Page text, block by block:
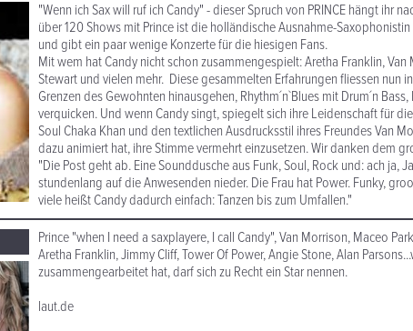
"Wenn ich Sax will ruf ich Candy" - dieser Spruch von PRINCE hängt ihr
über 120 Shows mit Prince ist die holländische Ausnahme-
und gibt ein paar wenige Konzerte für die hiesigen Fans.
Mit wem hat Candy nicht schon zusammengespielt: Aretha Franklin, Van
Stewart und vielen mehr. Diese gesammelten Erfahrungen fliessen nun
Grenzen des Gewohnten hinausgehen, Rhythm´n`Blues mit Drum´n
verquicken. Und wenn Candy singt, spiegelt sich ihre Leidenschaft für
Soul Chaka Khan und den textlichen Ausdrucksstil ihres Freundes Van
dazu animiert hat, ihre Stimme vermehrt einzusetzen. Wir danken dem
"Die Post geht ab. Eine Sounddusche aus Funk, Soul, Rock und: ach ja,
stundenlang auf die Anwesenden nieder. Die Frau hat Power. Funky,
viele heißt Candy dadurch einfach: Tanzen bis zum Umfallen."
Prince "when I need a saxplayere, I call Candy", Van Morrison, Maceo
Aretha Franklin, Jimmy Cliff, Tower Of Power, Angie Stone, Alan
zusammengearbeitet hat, darf sich zu Recht ein Star nennen.
laut.de